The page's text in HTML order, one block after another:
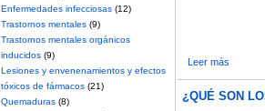
Leer más
¿QUÉ SON
Enfermedades infecciosas (12)
Trastornos mentales (9)
Trastornos mentales orgánicos
inducidos (9)
Lesiones y envenenamientos y efectos
tóxicos de fármacos (21)
Quemaduras (8)